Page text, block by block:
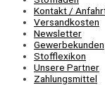
Kontakt /
Versandkosten
Newsletter
Gewerbekunden
Stofflexikon
Unsere Partner
Zahlungsmittel